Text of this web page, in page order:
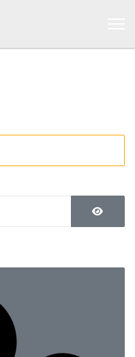
Mostrar